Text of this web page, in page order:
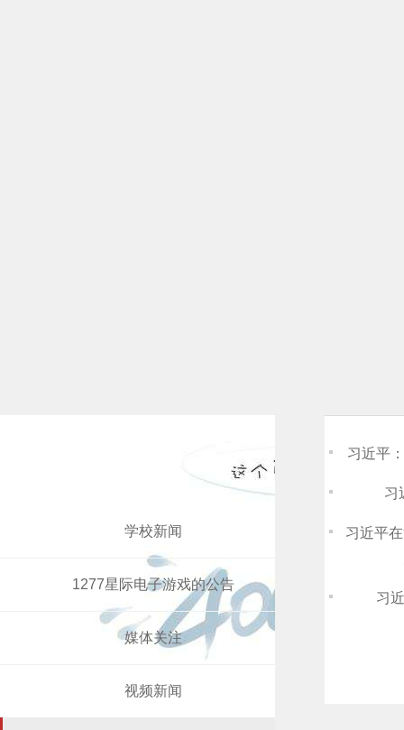
学校新闻
1277星际电子游戏的公告
媒体关注
视频新闻
习近平
习
习近平
习